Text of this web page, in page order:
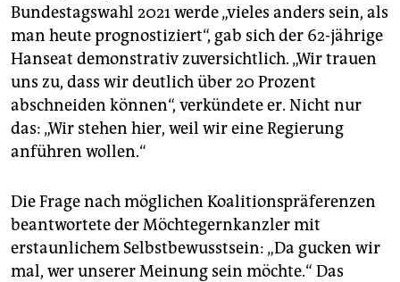
Bundestagswahl 2021 werde „vieles anders sein, als
man heute prognostiziert“, gab sich der 62-jährige
Hanseat demonstrativ zuversichtlich. „Wir trauen
uns zu, dass wir deutlich über 20 Prozent
abschneiden können“, verkündete er. Nicht nur
das: „Wir stehen hier, weil wir eine Regierung
anführen wollen.“
Die Frage nach möglichen Koalitionspräferenzen
beantwortete der Möchtegernkanzler mit
erstaunlichem Selbstbewusstsein: „Da gucken wir
mal, wer unserer Meinung sein möchte.“ Das